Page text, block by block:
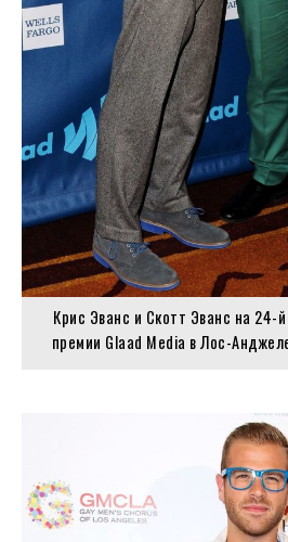
Крис Эванс и Скотт Эванс на 24-
премии Glaad Media в Лос-